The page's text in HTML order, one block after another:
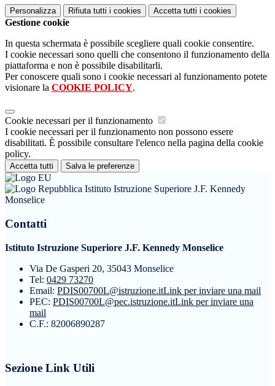
Personalizza Rifiuta tutti i cookies Accetta tutti i cookies
Gestione cookie
In questa schermata è possibile scegliere quali cookie consentire.
I cookie necessari sono quelli che consentono il funzionamento della
piattaforma e non è possibile disabilitarli.
Per conoscere quali sono i cookie necessari al funzionamento potete
visionare la COOKIE POLICY.
Cookie necessari per il funzionamento
I cookie necessari per il funzionamento non possono essere
disabilitati. È possibile consultare l'elenco nella pagina della cookie
policy.
Accetta tutti Salva le preferenze
Istituto Istruzione Superiore J.F. Kennedy
Monselice
Contatti
Istituto Istruzione Superiore J.F. Kennedy Monselice
Via De Gasperi 20, 35043 Monselice
Tel: 0429 73270
Email: PDIS00700L@istruzione.itLink per inviare una mail
PEC: PDIS00700L@pec.istruzione.itLink per inviare una
mail
C.F.: 82006890287
Sezione Link Utili